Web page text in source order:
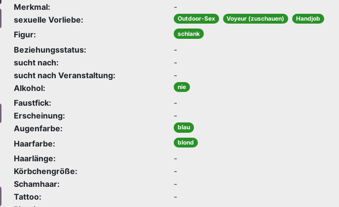
Merkmal:
-
sexuelle Vorliebe:
Outdoor-Sex Voyeur (zuschauen) Handjob
Figur: schlank
Beziehungsstatus:
-
sucht nach:
-
sucht nach Veranstaltung:
-
Alkohol:
nie
Faustfick:
-
Erscheinung:
-
Augenfarbe:
blau
Haarfarbe: blond
Haarlänge:
-
Körbchengröße:
-
Schamhaar:
-
Tattoo:
-